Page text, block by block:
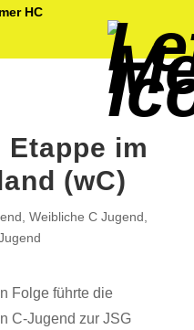
im
(wC)
,Weibliche C Jugend
Folge führte die
C-Jugend zur JSG
Back
1. Herren
2. Herren
1. Damen
Back
Weibliche
Minis &
Back
NHC
Back
Vorstand
Satzung
Back
Back
Download
Back